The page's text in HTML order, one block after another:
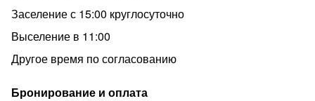
Заселение с 15:00 круглосуточно
Выселение в 11:00
Другое время по согласованию
Бронирование и оплата